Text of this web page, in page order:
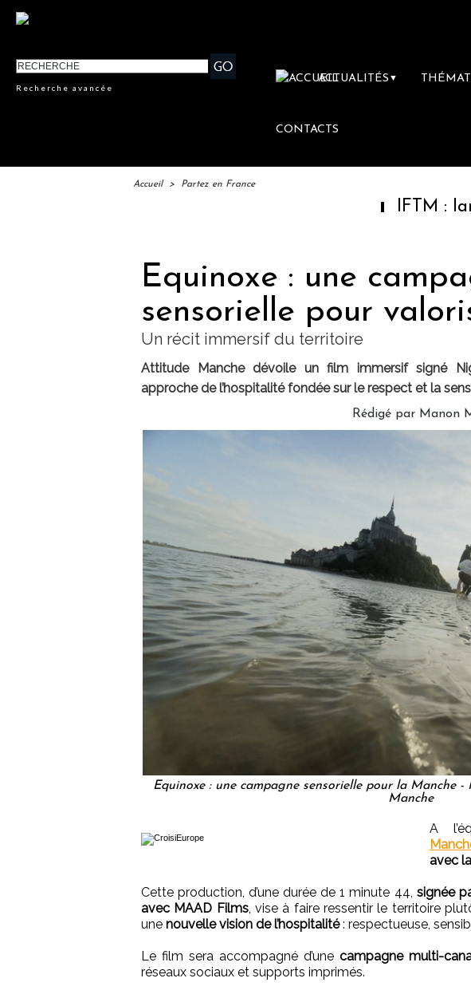
Recherche avancée
ACTUALITÉS ▼
CONTACTS
Accueil > Partez en France
IFTM :
Equinoxe : une
sensorielle pour
Un récit immersif du territoire
Attitude Manche dévoile un film immersif signé
approche de l’hospitalité fondée sur le respect et la
Rédigé par Manon
Equinoxe : une campagne sensorielle pour la Manche
Manche
A
avec
Cette production, d’une durée de 1 minute 44, signée
avec MAAD Films, vise à faire ressentir le territoire
une nouvelle vision de l’hospitalité: respectueuse,
Le film sera accompagné d’une campagne multi-
réseaux sociaux et supports imprimés.